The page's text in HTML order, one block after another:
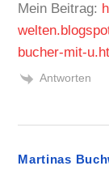
Mein Beitrag:
bucher-mit-
Antworten
Martinas